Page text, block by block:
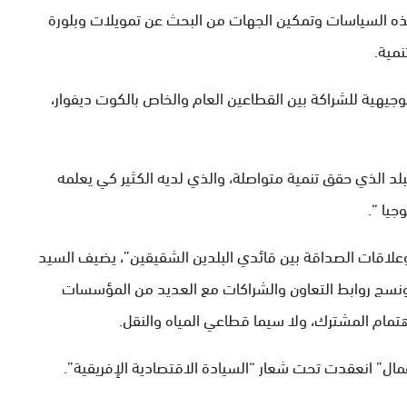
السياسات وتمكين الجهات من البحث عن تمويلات وبلورة
للشراكة بين القطاعين العام والخاص بالكوت ديفوار،
الذي حقق تنمية متواصلة، والذي لديه الكثير كي يعلمه
“.
الصداقة بين قائدي البلدين الشقيقين”، يضيف السيد
روابط التعاون والشراكات مع العديد من المؤسسات
المشترك، ولا سيما قطاعي المياه والنقل.
انعقدت تحت شعار “السيادة الاقتصادية الإفريقية”.